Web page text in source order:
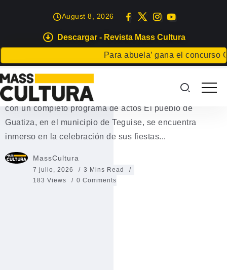
Descargar - Revista Mass Cultura
Para abuela’ gana el concurso
August 8, 2026
FIESTAS TEGUISE
Fiestas de Guatiza 2026
Guatiza celebra sus Fiestas de Santa Margarita 2026
con un completo programa de actos El pueblo de
Guatiza, en el municipio de Teguise, se encuentra
inmerso en la celebración de sus fiestas...
MassCultura
7 julio, 2026
3 Mins Read
183 Views
0 Comments